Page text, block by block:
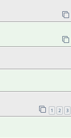
1 2 3